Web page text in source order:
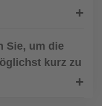
Sie, um die
kurz zu